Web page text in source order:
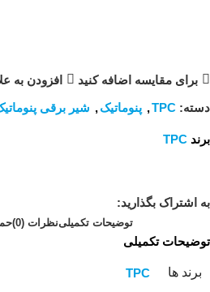
برای مقایسه اضافه کنید افزودن به
دسته: TPC
, پنوماتیک, شیر برقی
برند TPC
به اشتراک بگذارید:
توضیحات تکمیلینظرات (0)
توضیحات تکمیلی
برند ها TPC